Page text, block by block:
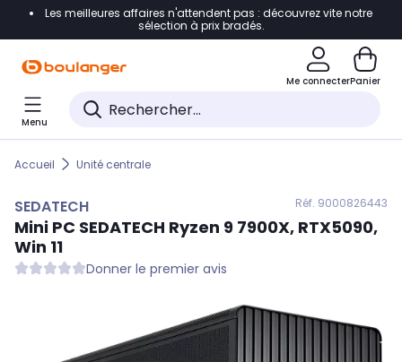
Accéder directement à la navigation
Accéder directement au pied de page
Accéder directement au chatbot
Les meilleures affaires n'attendent pas : découvrez vite notre
sélection à prix bradés.
Me connecterPanier
Menu
Accueil Unité centrale
SEDATECH Réf. 9000826443
Mini PC SEDATECH Ryzen 9 7900X, RTX5090,
Win 11
Donner le premier avis